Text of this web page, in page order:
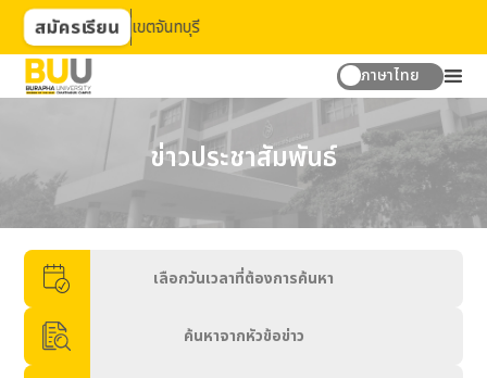
สมัครเรียน
ยบูรพา วิทยาเขตจันทบุรี
ผู้บริหาร
ภาพกิจกรรม
-
รับสมัครนิสิตใหม่
ภาษาไทย
ข่าวประชาสัมพันธ์